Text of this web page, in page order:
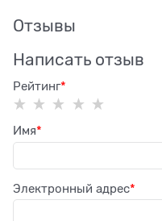
Отзывы
Написать отзыв
Рейтинг
Имя
Электронный адрес